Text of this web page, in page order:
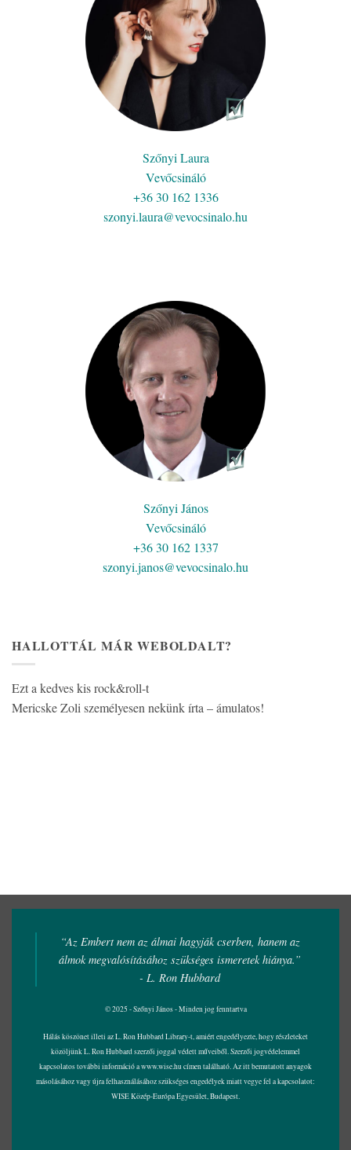
Szőnyi Laura
Vevőcsináló
+36 30 162 1336
szonyi.laura@vevocsinalo.hu
Szőnyi János
Vevőcsináló
+36 30 162 1337
szonyi.janos@vevocsinalo.hu
HALLOTTÁL MÁR WEBOLDALT?
Ezt a kedves kis rock&roll-t
Mericske Zoli személyesen nekünk írta – ámulatos!
“Az Embert nem az álmai hagyják cserben, hanem az
álmok megvalósításához szükséges ismeretek hiánya.”
- L. Ron Hubbard
© 2025 - Szőnyi János - Minden jog fenntartva
Hálás köszönet illeti az L. Ron Hubbard Library-t, amiért engedélyezte, hogy részleteket
közöljünk L. Ron Hubbard szerzői joggal védett műveiből. Szerzői jogvédelemmel
kapcsolatos további információ awww.wise.hucímen található. Az itt bemutatott anyagok
másolásához vagy újra felhasználásához szükséges engedélyek miatt vegye fel a kapcsolatot:
WISE Közép-Európa Egyesület, Budapest.